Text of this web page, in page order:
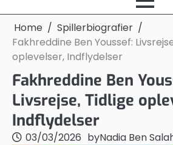
Home
Spillerbiografier
Fakhreddine Ben Youssef:
oplevelser, Indflydelser
Fakhreddine Ben
Livsrejse, Tidlige
Indflydelser
03/03/2026 byNadia Ben